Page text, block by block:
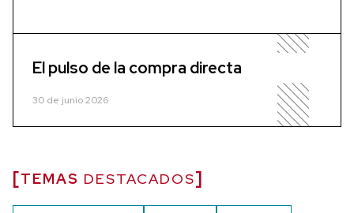
El pulso de la compra directa
30 de junio 2026
TEMAS DESTACADOS